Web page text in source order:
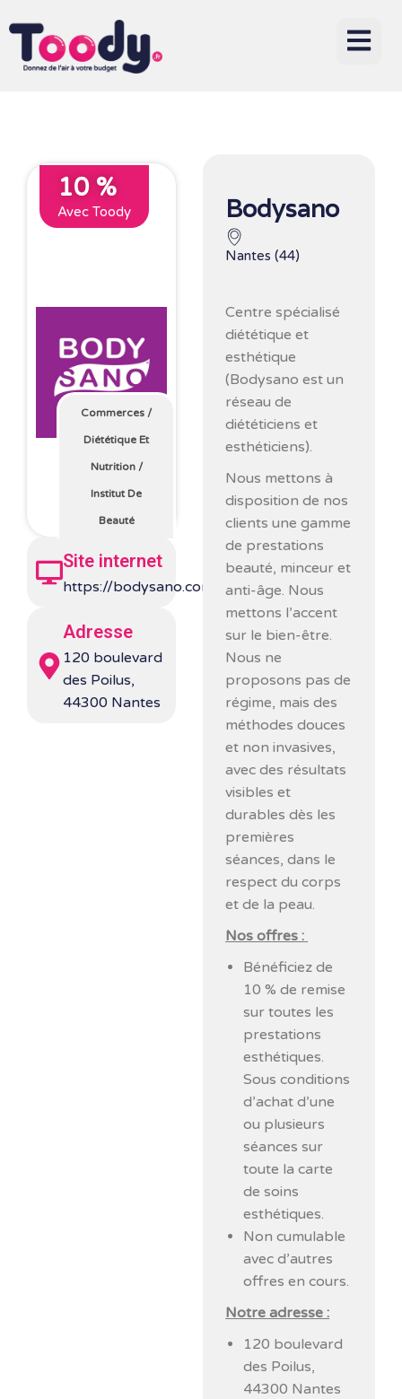
10 %
Avec Toody
Commerces /
Diététique Et
Nutrition/
Institut De
Beauté
Site internet
https://bodysano.com/
Adresse
120 boulevard
des Poilus,
44300 Nantes
Bodysano
Nantes (44)
Centre spécialisé
diététique et
esthétique
(Bodysano est un
réseau de
diététiciens et
esthéticiens).
Nous mettons à
disposition de nos
clients une gamme
de prestations
beauté, minceur et
anti-âge. Nous
mettons l’accent
sur le bien-être.
Nous ne
proposons pas de
régime, mais des
méthodes douces
et non invasives,
avec des résultats
visibles et
durables dès les
premières
séances, dans le
respect du corps
et de la peau.
Nos offres :
Bénéficiez de
10 % de remise
sur toutes les
prestations
esthétiques.
Sous conditions
d’achat d’une
ou plusieurs
séances sur
toute la carte
de soins
esthétiques.
Non cumulable
avec d’autres
offres en cours.
Notre adresse :
120 boulevard
des Poilus,
44300 Nantes